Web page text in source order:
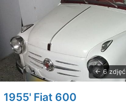
6 zdjęć
1955' Fiat 600